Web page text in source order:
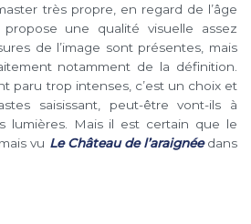
très propre, en regard de l’âge
une qualité visuelle assez
de l’image sont présentes, mais
notamment de la définition.
paru trop intenses, c’est un choix et
saisissant, peut-être vont-ils à
lumières. Mais il est certain que le
vu Le Château de l’araignéedans